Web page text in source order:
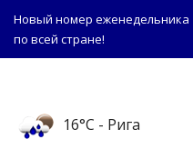
Новый номер еженедельника
по всей стране!
16°C - Рига